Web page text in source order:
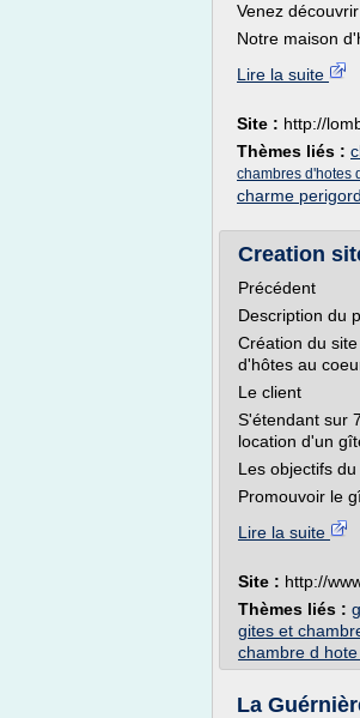
Venez
Notre maison
Lire la suite
Site : http://
Thèmes liés :
chambres d'hotes
charme
Creation
Précédent
Description du
Création du
d'hôtes au
Le client
S'étendant sur
location d'un
Les objectifs du
Promouvoir le
Lire la suite
Site : http://
Thèmes liés :
gites et
chambre d
La